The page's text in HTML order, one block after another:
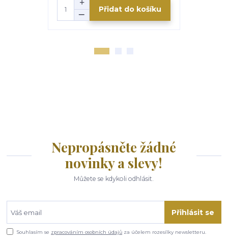
Přidat do košíku
Nepropásněte žádné
novinky a slevy!
Můžete se kdykoli odhlásit.
Přihlásit se
Souhlasím se zpracováním osobních údajů za účelem rozesílky newsletteru.